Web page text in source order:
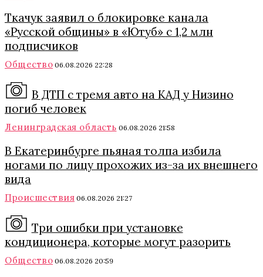
Ткачук заявил о блокировке канала
«Русской общины» в «Ютуб» с 1,2 млн
подписчиков
Общество 06.08.2026 22:28
В ДТП с тремя авто на КАД у Низино
погиб человек
Ленинградская область 06.08.2026 21:58
В Екатеринбурге пьяная толпа избила
ногами по лицу прохожих из-за их внешнего
вида
Происшествия 06.08.2026 21:27
Три ошибки при установке
кондиционера, которые могут разорить
Общество 06.08.2026 20:59